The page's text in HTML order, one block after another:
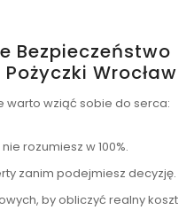
Bezpieczeństwo
Wrocław
warto wziąć sobie do serca:
rozumiesz w 100%.
zanim podejmiesz decyzję.
by obliczyć realny koszt